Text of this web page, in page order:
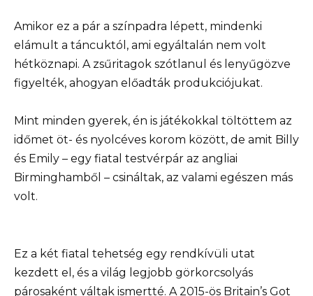
Amikor ez a pár a színpadra lépett, mindenki
elámult a táncuktól, ami egyáltalán nem volt
hétköznapi. A zsűritagok szótlanul és lenyűgözve
figyelték, ahogyan előadták produkciójukat.
Mint minden gyerek, én is játékokkal töltöttem az
időmet öt- és nyolcéves korom között, de amit Billy
és Emily – egy fiatal testvérpár az angliai
Birminghamből – csináltak, az valami egészen más
volt.
Ez a két fiatal tehetség egy rendkívüli utat
kezdett el, és a világ legjobb görkorcsolyás
párosaként váltak ismertté. A 2015-ös Britain’s Got